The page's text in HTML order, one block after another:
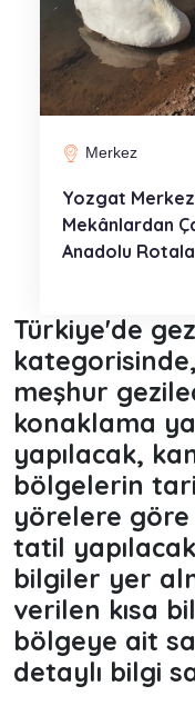
Merkez
Yozgat
Mekânlardan
Anadolu
Türkiye'de
meşhur
konaklama
yapılacak,
bölgelerin
yörelere
tatil
bilgiler yer
verilen kısa
bölgeye ait
detaylı bilgi